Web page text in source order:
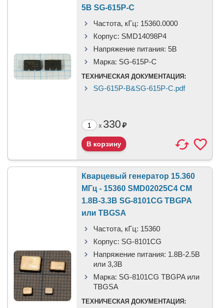
5В SG-615P-C
Частота, кГц: 15360.0000
Корпус: SMD14098P4
Напряжение питания: 5В
Марка: SG-615P-C
ТЕХНИЧЕСКАЯ ДОКУМЕНТАЦИЯ:
SG-615P-B&SG-615P-C.pdf
x 330₽
Кварцевый генератор 15.360
МГц - 15360 SMD02025C4 CM
1.8В-3.3В SG-8101CG TBGPA
или TBGSA
Частота, кГц: 15360
Корпус: SG-8101CG
Напряжение питания: 1.8В-2.5B
или 3,3B
Марка: SG-8101CG TBGPA или
TBGSA
ТЕХНИЧЕСКАЯ ДОКУМЕНТАЦИЯ: